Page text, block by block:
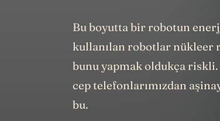
Bu boyutta bir robotun
kullanılan robotlar nükleer
bunu yapmak oldukça
cep telefonlarımızdan
bu.